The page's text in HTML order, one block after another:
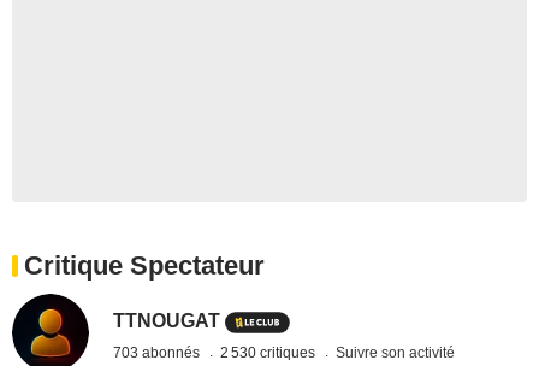
Critique Spectateur
TTNOUGAT
703 abonnés 2 530 critiques Suivre son activité